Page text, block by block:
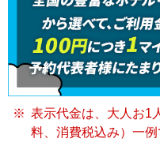
※ 表示代金は、大人お1
料、消費税込み）一例